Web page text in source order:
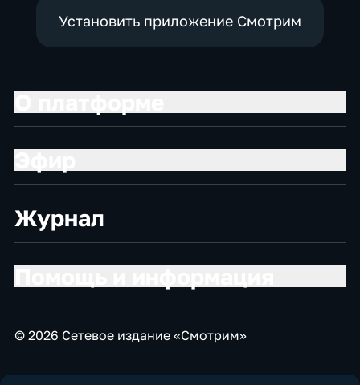
Установить приложение Смотрим
Журнал
© 2026 Сетевое издание «Смотрим»